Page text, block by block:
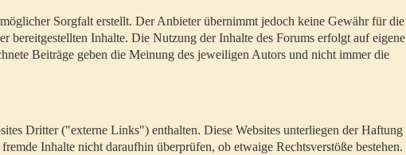
Sorgfalt erstellt. Der Anbieter übernimmt jedoch keine Gewähr für die
bereitgestellten Inhalte. Die Nutzung der Inhalte des Forums erfolgt auf eigene
Beiträge geben die Meinung des jeweiligen Autors und nicht immer die
Dritter ("externe Links") enthalten. Diese Websites unterliegen der Haftung
Inhalte nicht daraufhin überprüfen, ob etwaige Rechtsverstöße bestehen.